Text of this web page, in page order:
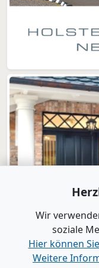
Wir
soziale
Hier können
Weitere